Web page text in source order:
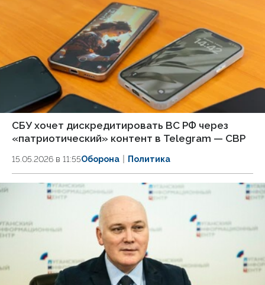
СБУ хочет дискредитировать ВС РФ через
«патриотический» контент в Telegram — СВР
15.05.2026 в 11:55Оборона Политика